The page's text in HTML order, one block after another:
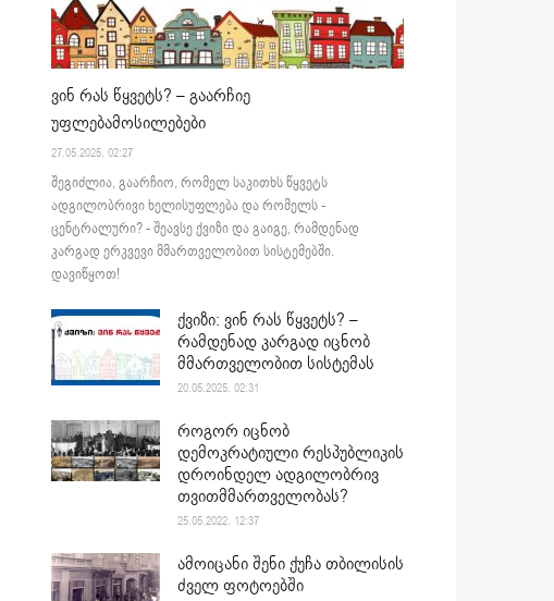
ვინ რას წყვეტს? – გაარჩიე
უფლებამოსილებები
27.05.2025. 02:27
შეგიძლია, გაარჩიო, რომელ საკითხს წყვეტს
ადგილობრივი ხელისუფლება და რომელს -
ცენტრალური? - შეავსე ქვიზი და გაიგე, რამდენად
კარგად ერკვევი მმართველობით სისტემებში.
დავიწყოთ!
ქვიზი: ვინ რას წყვეტს? –
რამდენად კარგად იცნობ
მმართველობით სისტემას
20.05.2025. 02:31
როგორ იცნობ
დემოკრატიული რესპუბლიკის
დროინდელ ადგილობრივ
თვითმმართველობას?
25.05.2022. 12:37
ამოიცანი შენი ქუჩა თბილისის
ძველ ფოტოებში